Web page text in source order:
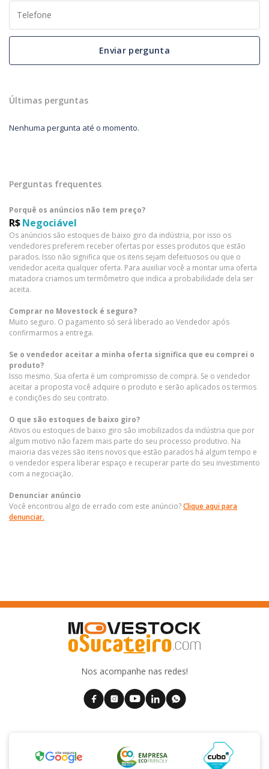
Enviar pergunta
Últimas perguntas
Nenhuma pergunta até o momento.
Perguntas frequentes
Porquê os anúncios não tem preço?
R$Negociável
Os anúncios são estoques de baixo giro da indústria, por isso os
vendedores preferem receber ofertas por esses produtos que estão
parados. Isso não significa que os itens sejam defeituosos ou que o
vendedor aceita qualquer oferta. Para auxiliar você a montar uma oferta
matadora criamos um termômetro que indica a probabilidade dela ser
aceita.
Comprar no Movestock é seguro?
Muito seguro. O pagamento só será liberado ao Vendedor após
confirmarmos a entrega.
Se o vendedor aceitar a minha oferta significa que eu comprei o
produto?
Isso mesmo. Sua oferta é um compromisso de compra. Se o vendedor
aceitar a proposta você adquire o produto e serão aplicados os termos
e condições do seu contrato.
O que são estoques de baixo giro?
Ativos ou estoques de baixo giro são imobilizados da indústria que por
algum motivo não fazem mais parte do seu processo produtivo. Na
maioria das vezes são itens novos que estão parados há algum tempo e
o vendedor espera liberar espaço e recuperar parte do seu investimento
com a negociação.
Denunciar anúncio
Você encontrou algo de errado com este anúncio?Clique aqui para
denunciar.
Nos acompanhe nas redes!